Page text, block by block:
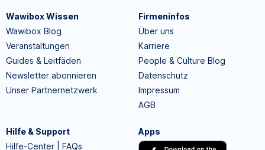
Wawibox Wissen
Wawibox Blog
Veranstaltungen
Guides & Leitfäden
Newsletter abonnieren
Unser Partnernetzwerk
Firmeninfos
Über uns
Karriere
People & Culture Blog
Datenschutz
Impressum
AGB
Hilfe & Support
Hilfe-Center | FAQs
Apps